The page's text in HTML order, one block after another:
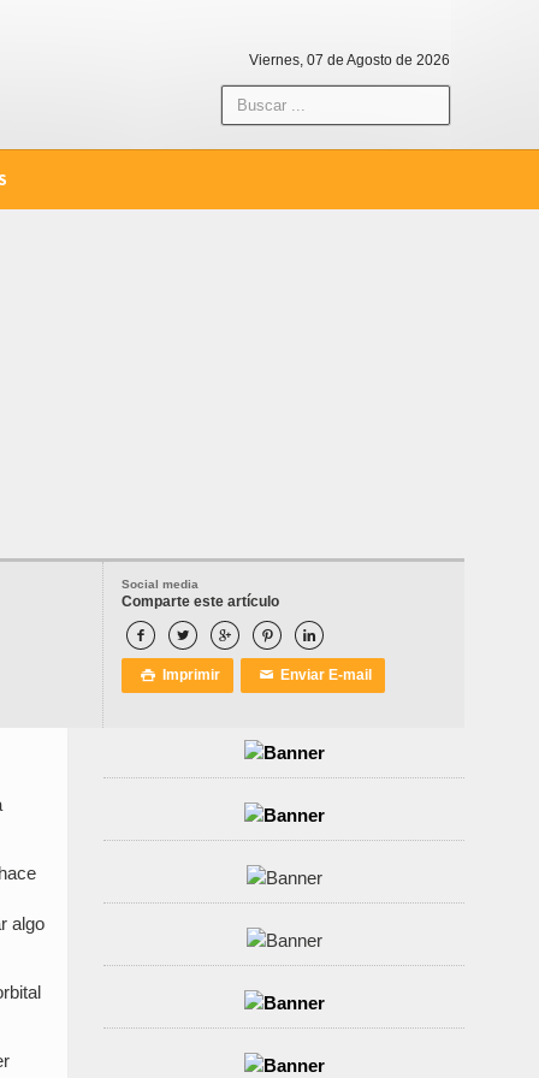
Viernes, 07 de Agosto de 2026
Social media
Comparte este artículo
    
 Imprimir ✉ Enviar E-mail
algo